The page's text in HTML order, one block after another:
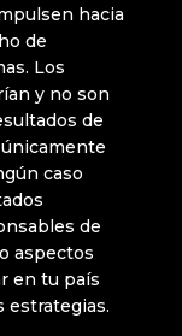
hacia
de
Los
y no son
de
caso
de
aspectos
en tu país
estrategias.